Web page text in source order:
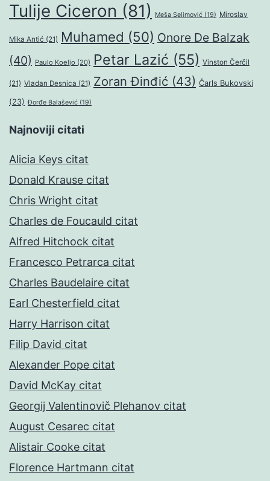
Tulije Ciceron (81) Meša Selimović (19) Miroslav
Mika Antić (21) Muhamed (50) Onore De Balzak
(40) Paulo Koeljo (20) Petar Lazić (55) Vinston Čerčil
(21) Vladan Desnica (21) Zoran Đinđić (43) Čarls Bukovski
(23) Đorđe Balašević (19)
Najnoviji citati
Alicia Keys citat
Donald Krause citat
Chris Wright citat
Charles de Foucauld citat
Alfred Hitchock citat
Francesco Petrarca citat
Charles Baudelaire citat
Earl Chesterfield citat
Harry Harrison citat
Filip David citat
Alexander Pope citat
David McKay citat
Georgij Valentinovič Plehanov citat
August Cesarec citat
Alistair Cooke citat
Florence Hartmann citat